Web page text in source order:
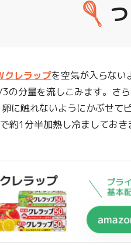
クレラップを空気が入らない
の分量を流しこみます。さ
卵に触れないようにかぶせて
約1分半加熱し冷ましてお